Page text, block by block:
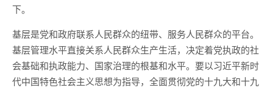
下。
基层是党和政府联系人民群众的纽带、服务人民群众的平台。
基层管理水平直接关系人民群众生产生活，决定着党执政的社
会基础和执政能力、国家治理的根基和水平。要以习近平新时
代中国特色社会主义思想为指导，全面贯彻党的十九大和十九